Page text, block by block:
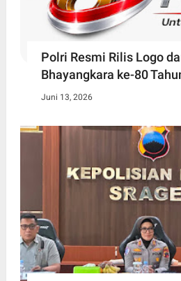
Polri Resmi Rilis Logo
Bhayangkara ke-80
Juni 13, 2026